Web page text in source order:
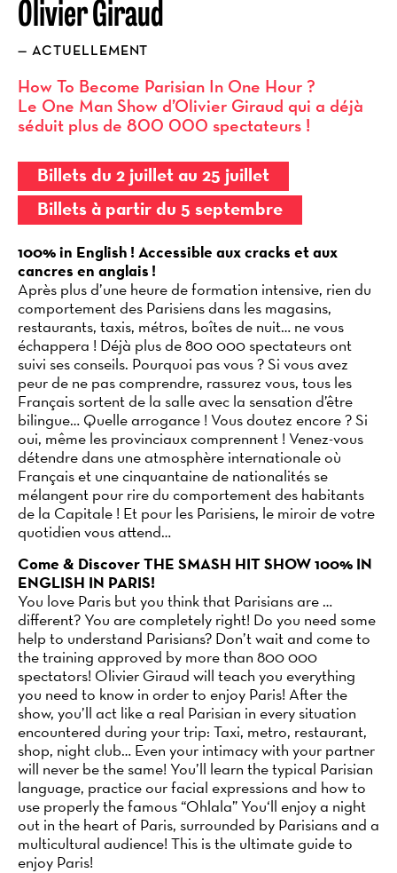
Olivier Giraud
ACTUELLEMENT
How To Become Parisian In One Hour ?
Le One Man Show d’Olivier Giraud qui a déjà
séduit plus de 800 000 spectateurs !
Billets du 2 juillet au 25 juillet
Billets à partir du 5 septembre
100% in English ! Accessible aux cracks et aux
cancres en anglais !
Après plus d’une heure de formation intensive, rien du
comportement des Parisiens dans les magasins,
restaurants, taxis, métros, boîtes de nuit… ne vous
échappera ! Déjà plus de 800 000 spectateurs ont
suivi ses conseils. Pourquoi pas vous ? Si vous avez
peur de ne pas comprendre, rassurez vous, tous les
Français sortent de la salle avec la sensation d’être
bilingue… Quelle arrogance ! Vous doutez encore ? Si
oui, même les provinciaux comprennent ! Venez-vous
détendre dans une atmosphère internationale où
Français et une cinquantaine de nationalités se
mélangent pour rire du comportement des habitants
de la Capitale ! Et pour les Parisiens, le miroir de votre
quotidien vous attend…
Come & Discover THE SMASH HIT SHOW 100% IN
ENGLISH IN PARIS!
You love Paris but you think that Parisians are …
different? You are completely right! Do you need some
help to understand Parisians? Don’t wait and come to
the training approved by more than 800 000
spectators! Olivier Giraud will teach you everything
you need to know in order to enjoy Paris! After the
show, you’ll act like a real Parisian in every situation
encountered during your trip: Taxi, metro, restaurant,
shop, night club… Even your intimacy with your partner
will never be the same! You’ll learn the typical Parisian
language, practice our facial expressions and how to
use properly the famous “Ohlala” You‘ll enjoy a night
out in the heart of Paris, surrounded by Parisians and a
multicultural audience! This is the ultimate guide to
enjoy Paris!